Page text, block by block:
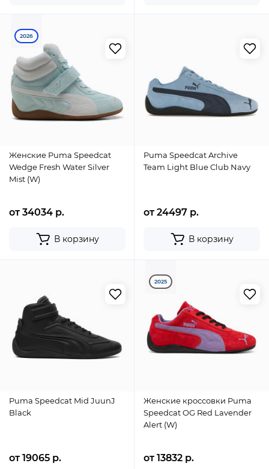
2026
Женские Puma Speedcat
Wedge Fresh Water Silver
Mist (W)
от 34034 р.
В корзину
Puma Speedcat Archive
Team Light Blue Club Navy
от 24497 р.
В корзину
Puma Speedcat Mid JuunJ
Black
от 19065 р.
2025
Женские кроссовки Puma
Speedcat OG Red Lavender
Alert (W)
от 13832 р.